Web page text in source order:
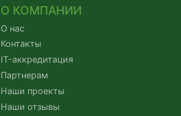
О КОМПАНИИ
О нас
Контакты
IT-аккредитация
Партнерам
Наши проекты
Наши отзывы